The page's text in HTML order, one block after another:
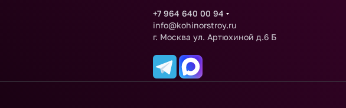
+7 964 640 00 94
info@kohinorstroy.ru
г. Москва ул. Артюхиной д.6 Б